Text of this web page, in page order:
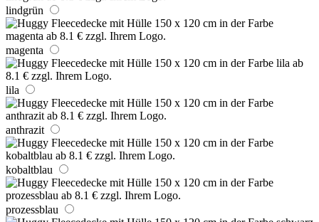
lindgrün
magenta
lila
anthrazit
kobaltblau
prozessblau